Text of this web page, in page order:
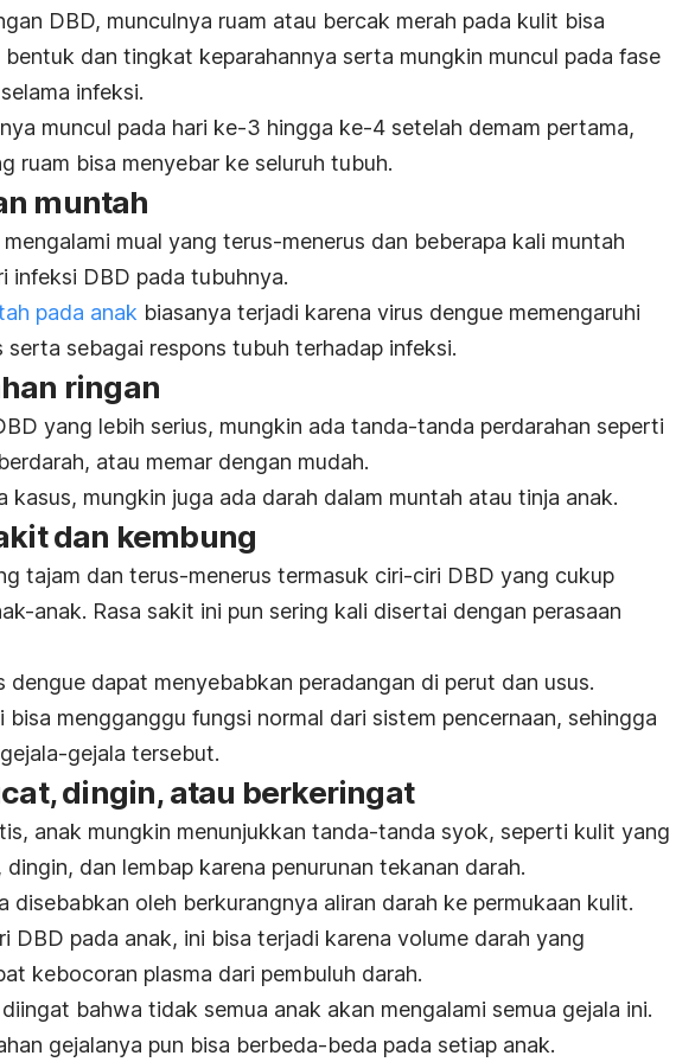
DBD, munculnya ruam atau bercak merah pada kulit bisa
dan tingkat keparahannya serta mungkin muncul pada fase
infeksi.
muncul pada hari ke-3 hingga ke-4 setelah demam pertama,
ruam bisa menyebar ke seluruh tubuh.
muntah
mual yang terus-menerus dan beberapa kali muntah
infeksi DBD pada tubuhnya.
pada anak biasanya terjadi karena virus dengue memengaruhi
serta sebagai respons tubuh terhadap infeksi.
ringan
yang lebih serius, mungkin ada tanda-tanda perdarahan seperti
atau memar dengan mudah.
kasus, mungkin juga ada darah dalam muntah atau tinja anak.
dan kembung
tajam dan terus-menerus termasuk ciri-ciri DBD yang cukup
anak. Rasa sakit ini pun sering kali disertai dengan perasaan
dengue dapat menyebabkan peradangan di perut dan usus.
bisa mengganggu fungsi normal dari sistem pencernaan, sehingga
gejala tersebut.
dingin, atau berkeringat
anak mungkin menunjukkan tanda-tanda syok, seperti kulit yang
dan lembap karena penurunan tekanan darah.
disebabkan oleh berkurangnya aliran darah ke permukaan kulit.
DBD pada anak, ini bisa terjadi karena volume darah yang
kebocoran plasma dari pembuluh darah.
bahwa tidak semua anak akan mengalami semua gejala ini.
gejalanya pun bisa berbeda-beda pada setiap anak.